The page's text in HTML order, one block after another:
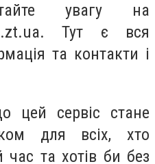
увагу на
Тут є вся
та контакти і
цей сервіс стане
для всіх, хто
час та хотів би без